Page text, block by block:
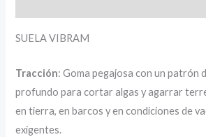
SUELA VIBRAM
Tracción: Goma pegajosa con un patrón
profundo para cortar algas y agarrar
en tierra, en barcos y en condiciones de
exigentes.